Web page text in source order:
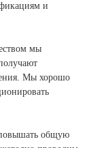
и
мы
Мы хорошо
общую